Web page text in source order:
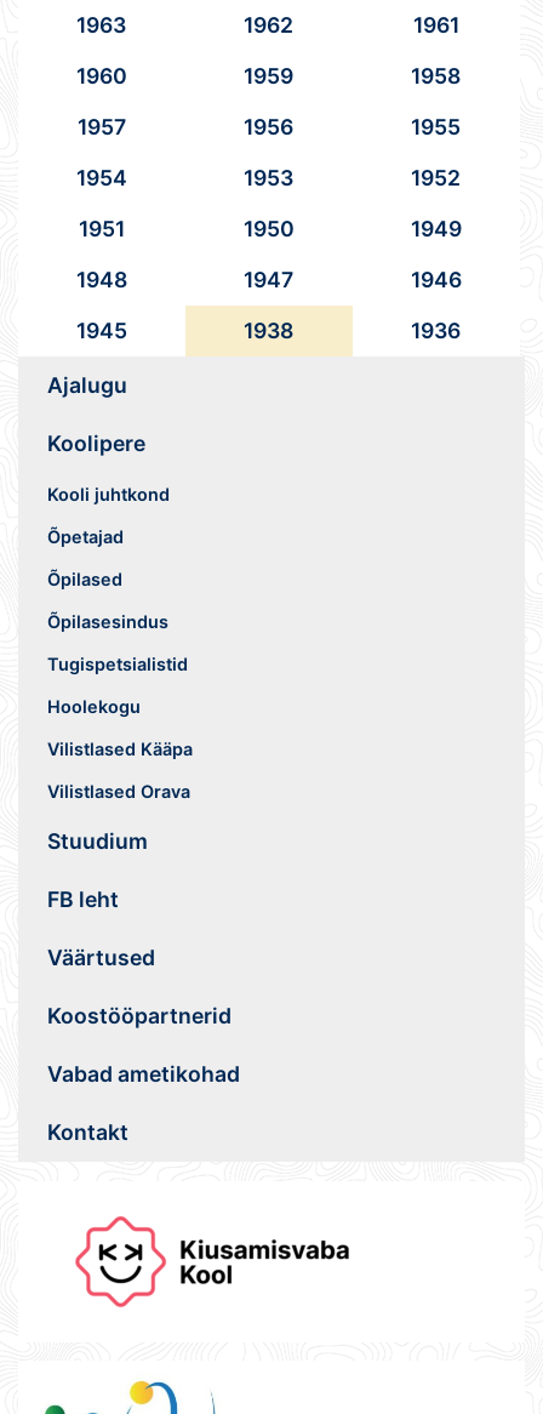
1963
1962
1961
1960
1959
1958
1957
1956
1955
1954
1953
1952
1951
1950
1949
1948
1947
1946
1945
1938 1936
Ajalugu
Koolipere
Kooli juhtkond
Õpetajad
Õpilased
Õpilasesindus
Tugispetsialistid
Hoolekogu
Vilistlased Kääpa
Vilistlased Orava
Stuudium
FB leht
Väärtused
Koostööpartnerid
Vabad ametikohad
Kontakt